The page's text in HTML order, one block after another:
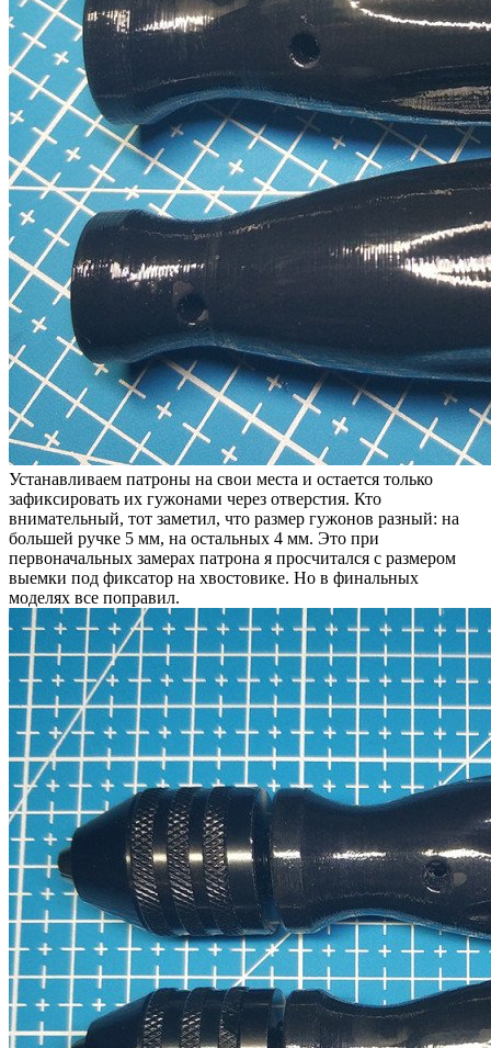
Устанавливаем патроны на свои места и остается только
зафиксировать их гужонами через отверстия. Кто
внимательный, тот заметил, что размер гужонов разный: на
большей ручке 5 мм, на остальных 4 мм. Это при
первоначальных замерах патрона я просчитался с размером
выемки под фиксатор на хвостовике. Но в финальных
моделях все поправил.